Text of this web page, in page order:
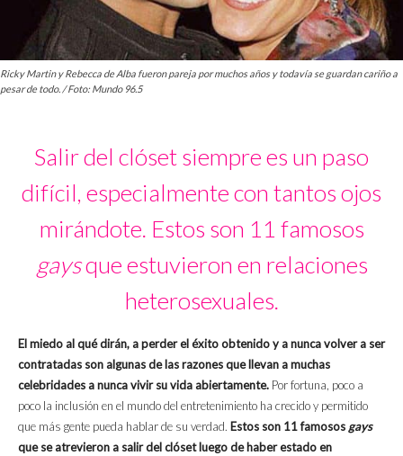
Ricky Martin y Rebecca de Alba fueron pareja por muchos años y todavía se guardan cariño a
pesar de todo. / Foto: Mundo 96.5
Salir del clóset siempre es un paso
difícil, especialmente con tantos ojos
mirándote. Estos son 11 famosos
gaysque estuvieron en relaciones
heterosexuales.
El miedo al qué dirán, a perder el éxito obtenido y a nunca volver a ser
contratadas son algunas de las razones que llevan a muchas
celebridades a nunca vivir su vida abiertamente. Por fortuna, poco a
poco la inclusión en el mundo del entretenimiento ha crecido y permitido
que más gente pueda hablar de su verdad. Estos son 11 famososgays
que se atrevieron a salir del clóset luego de haber estado en